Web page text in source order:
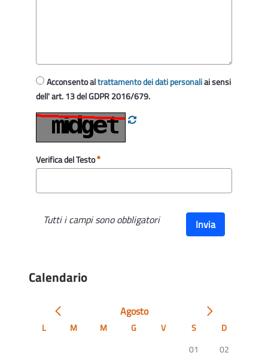
Acconsento altrattamento dei dati personaliai sensi
dell' art. 13 del GDPR 2016/679.
Verifica del Testo
Tutti i campi sono obbligatori Invia
Calendario
Agosto
L M M G V S
D
01
02